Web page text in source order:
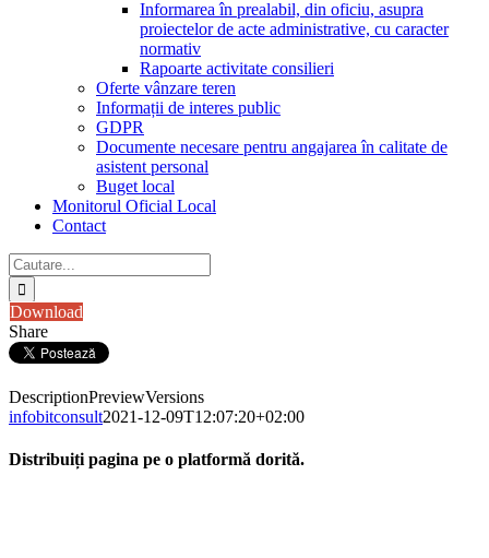
Informarea în prealabil, din oficiu, asupra
proiectelor de acte administrative, cu caracter
normativ
Rapoarte activitate consilieri
Oferte vânzare teren
Informații de interes public
GDPR
Documente necesare pentru angajarea în calitate de
asistent personal
Buget local
Monitorul Oficial Local
Contact
Cautare...
Download
Share
DescriptionPreviewVersions
infobitconsult2021-12-09T12:07:20+02:00
Distribuiți pagina pe o platformă dorită.